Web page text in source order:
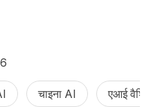
चाइना AI एआई